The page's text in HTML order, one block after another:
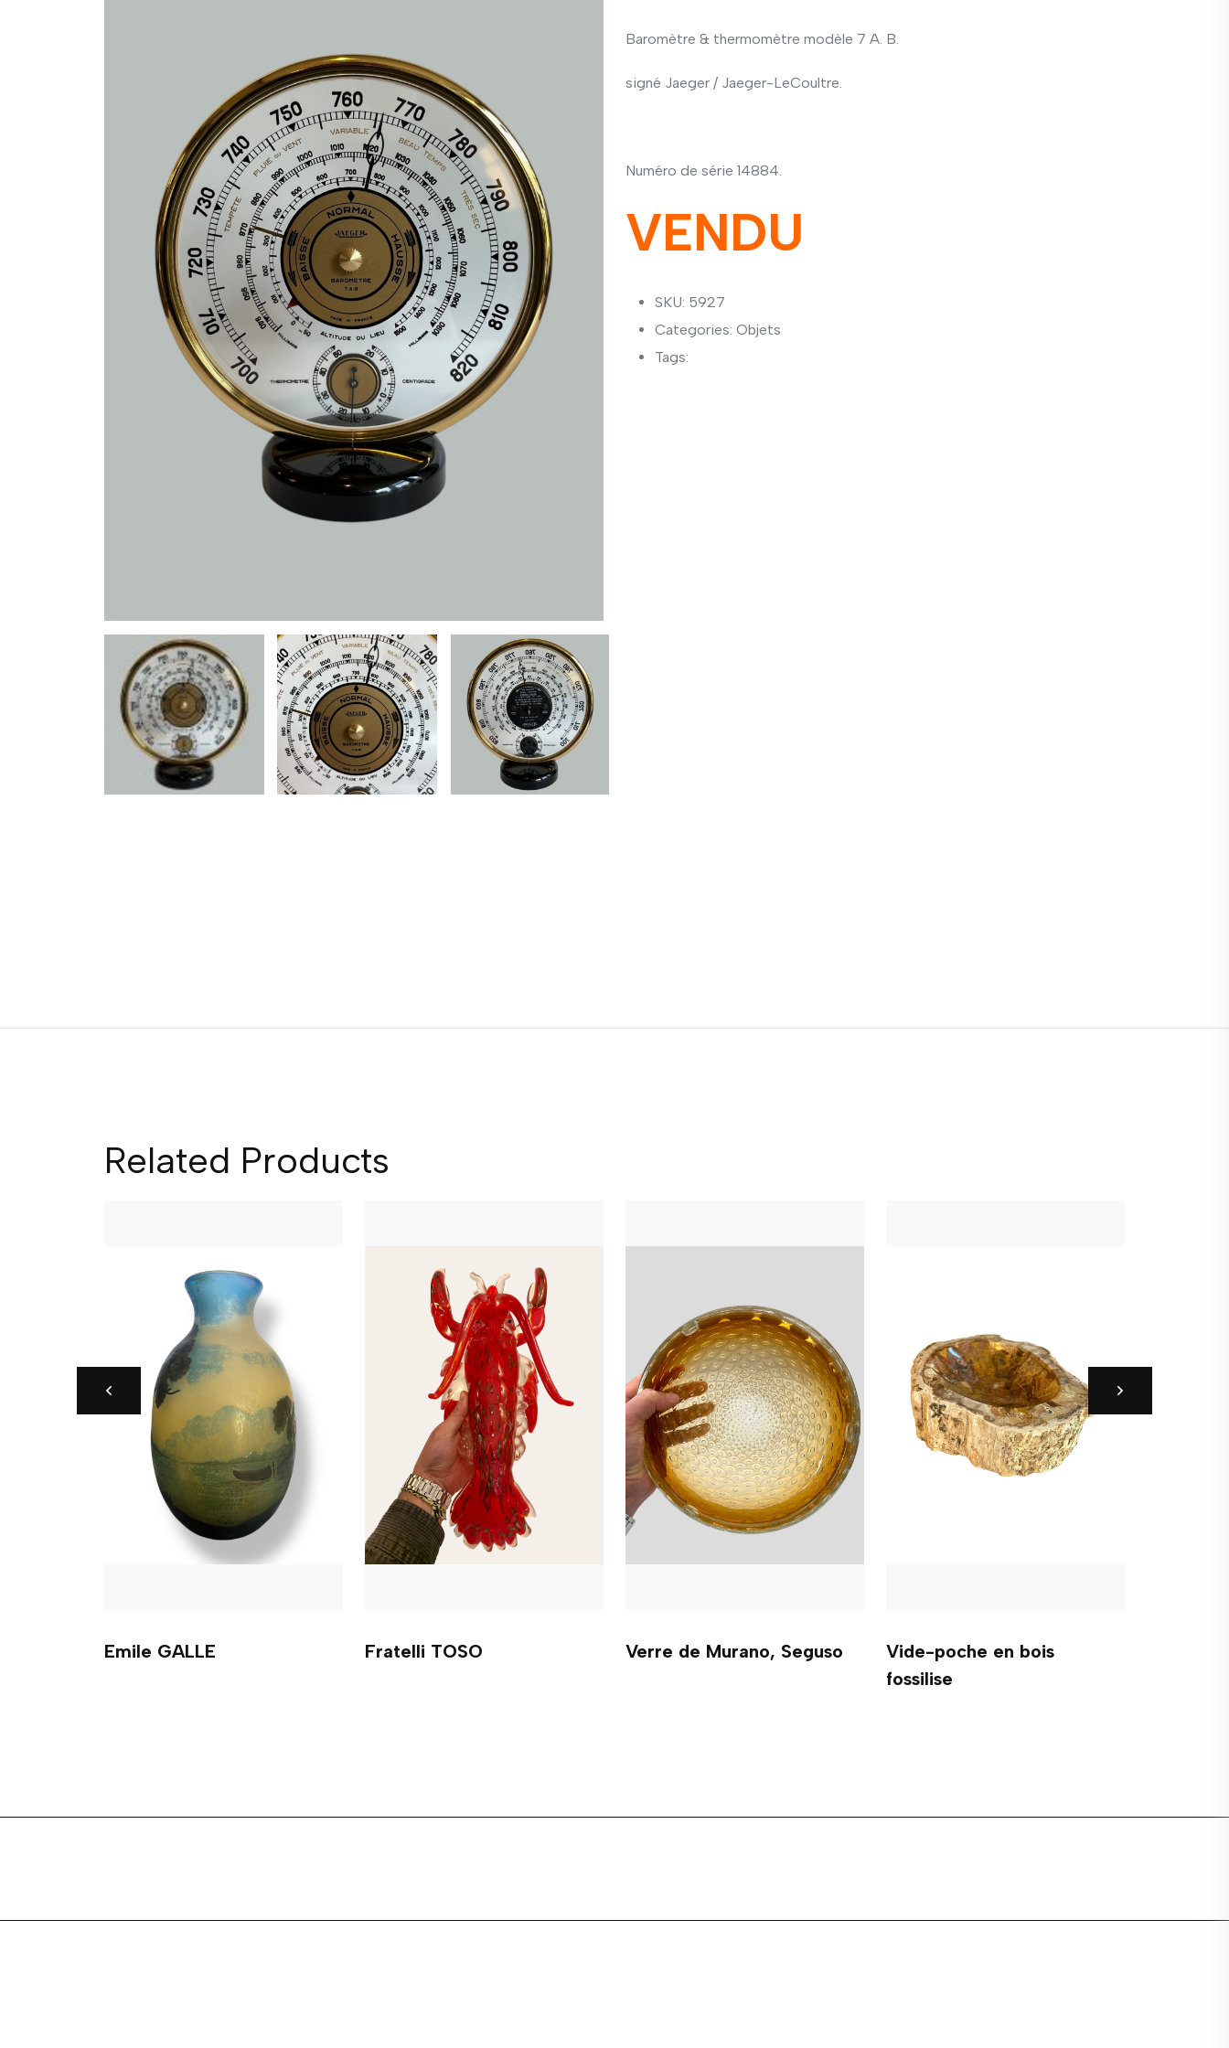
Baromètre & thermomètre modèle 7 A. B.
signé Jaeger / Jaeger-LeCoultre.
Numéro de série 14884.
VENDU
SKU: 5927
Categories: Objets
Tags:
Related Products
Emile GALLE Fratelli TOSO Verre de Murano, Seguso
Vide-poche en bois
fossilise